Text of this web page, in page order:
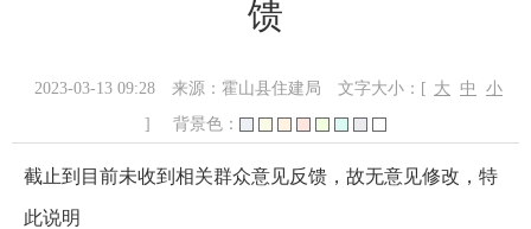
馈
2023-03-13 09:28 来源：霍山县住建局 文字大小：[ 大 中
小
]
背景色：
截止到目前未收到相关群众意见反馈，故无意见修改，特
此说明